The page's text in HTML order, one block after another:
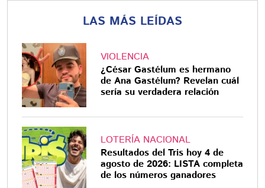
LAS MÁS LEÍDAS
VIOLENCIA
¿César Gastélum es hermano
de Ana Gastélum? Revelan cuál
sería su verdadera relación
LOTERÍA NACIONAL
Resultados del Tris hoy 4 de
agosto de 2026: LISTA completa
de los números ganadores